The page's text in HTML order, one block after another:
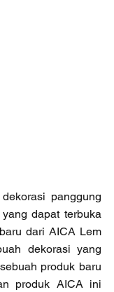
panggung
dapat terbuka
dari AICA Lem
dekorasi yang
produk baru
produk AICA ini